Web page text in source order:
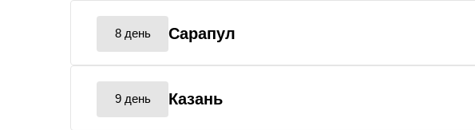
8 день Сарапул
9 день Казань